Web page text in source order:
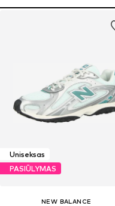
Uniseksas
PASIŪLYMAS
NEW BALANCE